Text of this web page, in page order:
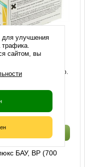
средство для
от
Бокс 15 шт по 4 гр.
цена:
3225руб.
БАУ, ВР (700
улучшения
трафика.
сайтом, вы